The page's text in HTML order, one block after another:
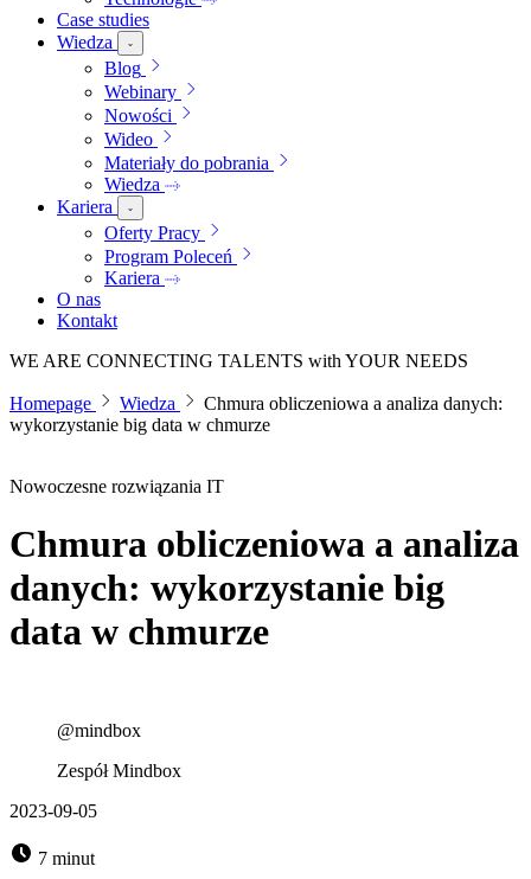
Case studies
Wiedza
Blog
Webinary
Nowości
Wideo
Materiały do pobrania
Wiedza
Kariera
Oferty Pracy
Program Poleceń
Kariera
O nas
Kontakt
WE ARE CONNECTING TALENTS with YOUR NEEDS
Homepage Wiedza
Chmura obliczeniowa a analiza danych:
wykorzystanie big data w chmurze
Nowoczesne rozwiązania IT
Chmura obliczeniowa a analiza
danych: wykorzystanie big
data w chmurze
@mindbox
Zespół Mindbox
2023-09-05
7 minut